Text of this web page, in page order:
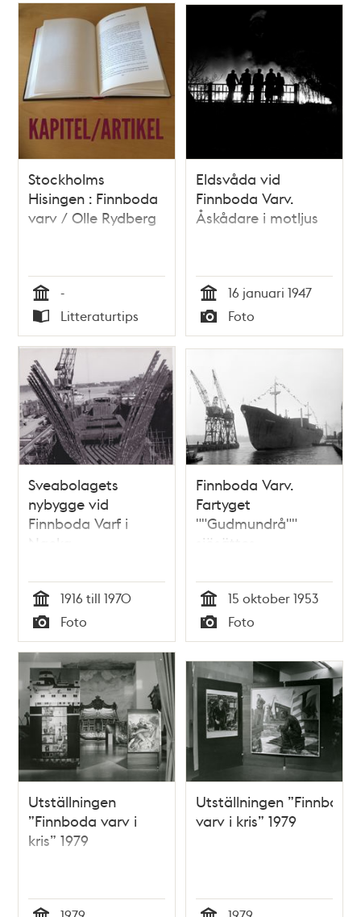
Stockholms
Hisingen : Finnboda
varv / Olle Rydberg
Tid
-
Typ
Litteraturtips
Eldsvåda vid
Finnboda Varv.
Åskådare i motljus
Tid
16 januari 1947
Typ
Foto
Sveabolagets
nybygge vid
Finnboda Varf i
Nacka
Tid
1916 till 1970
Typ
Foto
Finnboda Varv.
Fartyget
""Gudmundrå""
sjösättes
Tid
15 oktober 1953
Typ
Foto
Utställningen
”Finnboda varv i
kris” 1979
Utställningen ”Finnboda
varv i kris” 1979